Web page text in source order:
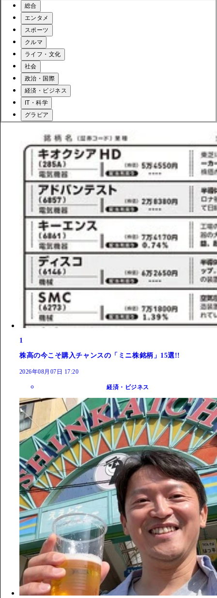
総合
エンタメ
スポーツ
クルマ
ライフ・文化
社会
政治・国際
経済・ビジネス
IT・科学
グラビア
1
株高の今こそ購入チャンスの「ミニ株銘柄」15選!!
2026年08月07日 17:20
経済・ビジネス